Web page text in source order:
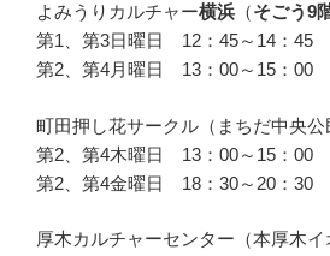
よみうりカルチャー横浜 （そごう9
第1、第3日曜日 12：45～14：45
第2、第4月曜日 13：00～15：00
町田押し花サークル（まちだ中央公
第2、第4木曜日 13：00～15：00
第2、第4金曜日 18：30～20：30
厚木カルチャーセンター（本厚木イ